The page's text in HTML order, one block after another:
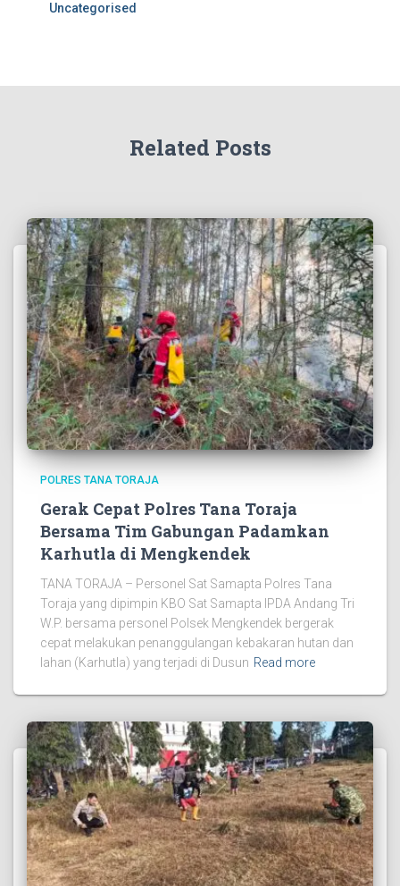
Uncategorised
Related Posts
POLRES TANA TORAJA
Gerak Cepat Polres Tana Toraja
Bersama Tim Gabungan Padamkan
Karhutla di Mengkendek
TANA TORAJA – Personel Sat Samapta Polres Tana
Toraja yang dipimpin KBO Sat Samapta IPDA Andang Tri
W.P. bersama personel Polsek Mengkendek bergerak
cepat melakukan penanggulangan kebakaran hutan dan
lahan (Karhutla) yang terjadi di Dusun Read more